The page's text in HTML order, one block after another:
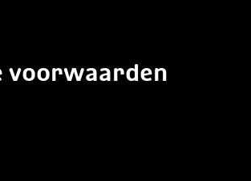
voorwaarden